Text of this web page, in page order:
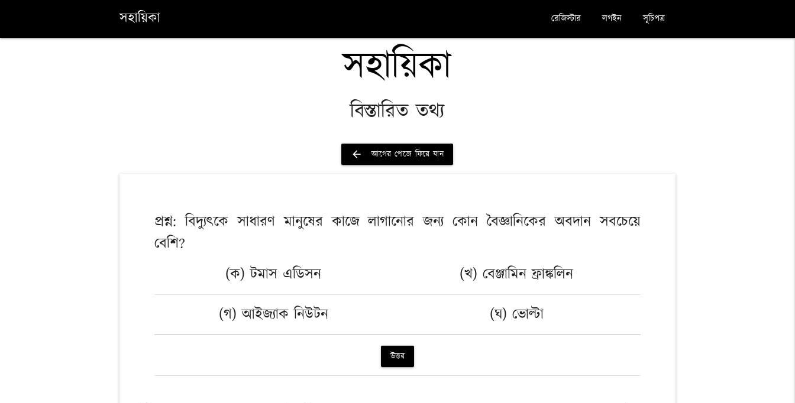
সহায়িকা সূচিপত্র
লগইন
রেজিস্টার
সহায়িকা
বিস্তারিত তথ্য
arrow_back আগের পেজে ফিরে যান
প্রশ্ন: বিদ্যুৎকে সাধারণ মানুষের কাজে লাগানোর জন্য কোন বৈজ্ঞানিকের অবদান সবচেয়ে
বেশি?
(ক) টমাস এডিসন
(খ) বেঞ্জামিন ফ্রাঙ্কলিন
(গ) আইজ্যাক নিউটন
(ঘ) ভোল্টা
উত্তর